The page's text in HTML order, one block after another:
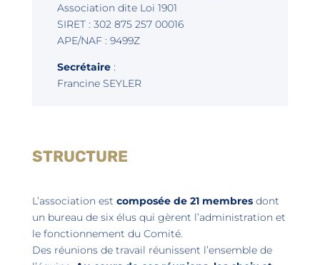
Association dite Loi 1901
SIRET : 302 875 257 00016
APE/NAF : 9499Z
Secrétaire:
Francine SEYLER
STRUCTURE
L’association est composée de 21 membresdont
un bureau de six élus qui gèrent l’administration et
le fonctionnement du Comité.
Des réunions de travail réunissent l’ensemble de